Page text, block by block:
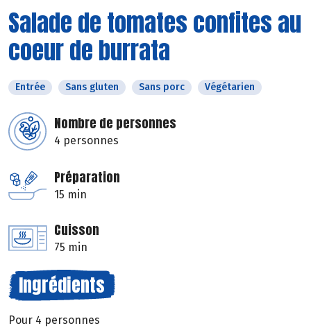
Salade de tomates confites au
coeur de burrata
Entrée Sans gluten Sans porc Végétarien
Nombre de personnes
4 personnes
Préparation
15 min
Cuisson
75 min
Ingrédients
Pour 4 personnes